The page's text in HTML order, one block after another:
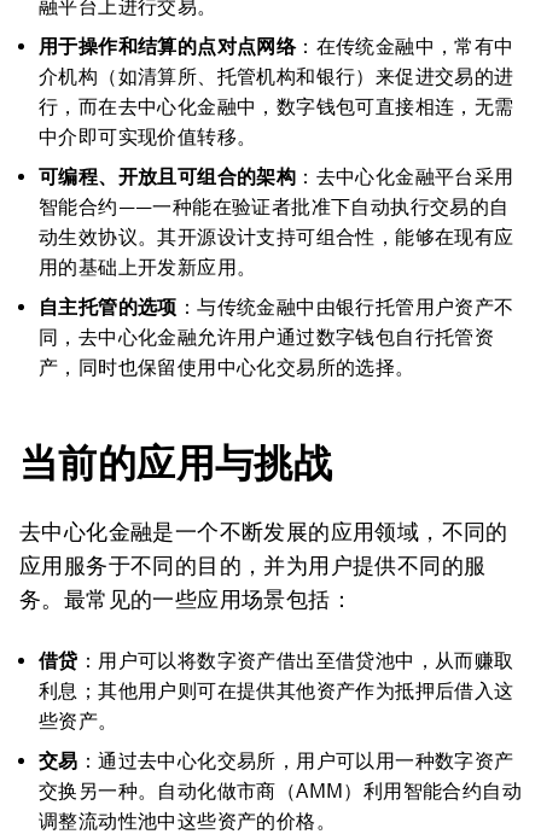
融平台上进行交易。
用于操作和结算的点对点网络：在传统金融中，常有中
介机构（如清算所、托管机构和银行）来促进交易的进
行，而在去中心化金融中，数字钱包可直接相连，无需
中介即可实现价值转移。
可编程、开放且可组合的架构 ：去中心化金融平台采用
智能合约——一种能在验证者批准下自动执行交易的自
动生效协议。其开源设计支持可组合性，能够在现有应
用的基础上开发新应用。
自主托管的选项 ：与传统金融中由银行托管用户资产不
同，去中心化金融允许用户通过数字钱包自行托管资
产，同时也保留使用中心化交易所的选择。
当前的应用与挑战
去中心化金融是一个不断发展的应用领域，不同的
应用服务于不同的目的，并为用户提供不同的服
务。最常见的一些应用场景包括：
借贷 ：用户可以将数字资产借出至借贷池中，从而赚取
利息；其他用户则可在提供其他资产作为抵押后借入这
些资产。
交易 ：通过去中心化交易所，用户可以用一种数字资产
交换另一种。自动化做市商（AMM）利用智能合约自动
调整流动性池中这些资产的价格。